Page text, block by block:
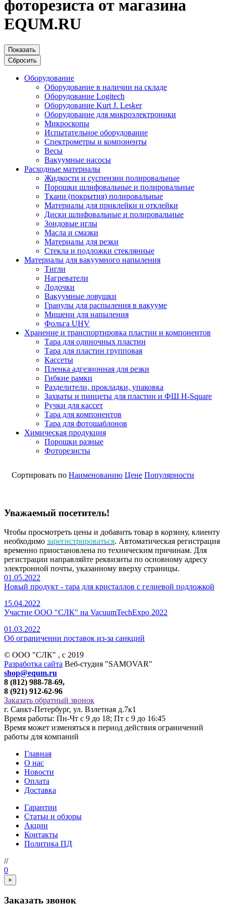
фоторезиста от магазина
EQUM.RU
Показать
Сбросить
Оборудование
Оборудование в наличии на складе
Оборудование Logitech
Оборудование Kurt J. Lesker
Оборудование для микроэлектроники
Микроскопы
Испытательное оборудование
Спектрометры и компоненты
Весы
Вакуумные насосы
Расходные материалы
Жидкости и суспензии полировальные
Порошки шлифовальные и полировальные
Ткани (покрытия) полировальные
Материалы для приклейки и отклейки
Диски шлифовальные и полировальные
Зондовые иглы
Масла и смазки
Материалы для резки
Стекла и подложки стеклянные
Материалы для вакуумного напыления
Тигли
Нагреватели
Лодочки
Вакуумные ловушки
Гранулы для распыления в вакууме
Мишени для напыления
Фольга UHV
Хранение и транспортировка пластин и компонентов
Тара для одиночных пластин
Тара для пластин групповая
Кассеты
Пленка адгезионная для резки
Гибкие рамки
Разделители, прокладки, упаковка
Захваты и пинцеты для пластин и ФШ H-Square
Ручки для кассет
Тара для компонентов
Тара для фотошаблонов
Химическая продукция
Порошки разные
Фоторезисты
Сортировать по Наименованию Цене Популярности
Уважаемый посетитель!
Чтобы просмотреть цены и добавить товар в корзину, клиенту
необходимо зарегистрироваться. Автоматическая регистрация
временно приостановлена по техническим причинам. Для
регистрации направляйте реквизиты по основному адресу
электронной почты, указанному вверху страницы.
01.05.2022
Новый продукт - тара для кристаллов с гелиевой подложкой
15.04.2022
Участие ООО "СЛК" на VacuumTechExpo 2022
01.03.2022
Об ограничении поставок из-за санкций
© ООО "СЛК" , c 2019
Разработка сайта Веб-студия "SAMOVAR"
shop@equm.ru
8 (812) 988-78-69,
8 (921) 912-62-96
Заказать обратный звонок
г. Санкт-Петербург, ул. Взлетная д.7к1
Время работы: Пн-Чт с 9 до 18; Пт с 9 до 16:45
Время может изменяться в период действия ограничений
работы для компаний
Главная
О нас
Новости
Оплата
Доставка
Гарантии
Статьи и обзоры
Акции
Контакты
Политика ПД
//
0
×
Заказать звонок